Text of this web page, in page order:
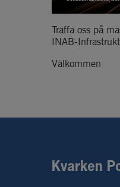
Träffa oss på
INAB-
Välkommen
Kvarken